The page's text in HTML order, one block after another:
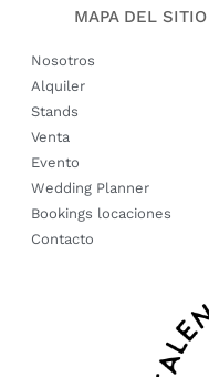
MAPA DEL SITIO
Nosotros
Alquiler
Stands
Venta
Evento
Wedding Planner
Bookings locaciones
Contacto